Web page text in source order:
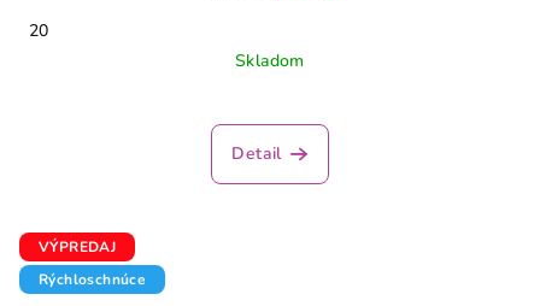
20
Skladom
Detail
VÝPREDAJ
Rýchloschnúce